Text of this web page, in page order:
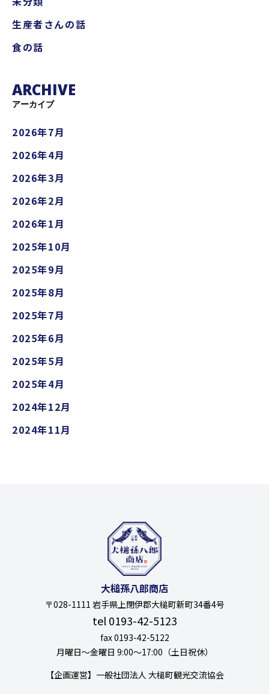
生産者さんの話
食の話
ARCHIVE
アーカイブ
2026年7月
2026年4月
2026年3月
2026年2月
2026年1月
2025年10月
2025年9月
2025年8月
2025年7月
2025年6月
2025年5月
2025年4月
2024年12月
2024年11月
大槌孫八郎商店
〒028-1111 岩手県上閉伊郡大槌町新町34番4号
tel 0193-42-5123
fax 0193-42-5122
月曜日〜金曜日 9:00〜17:00（土日祝休）
【企画運営】一般社団法人 大槌町観光交流協会